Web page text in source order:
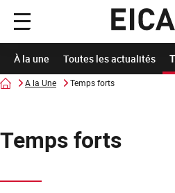
Menu
principal
AccueilA la Une Temps forts
Temps forts
À la une Toutes les actualités